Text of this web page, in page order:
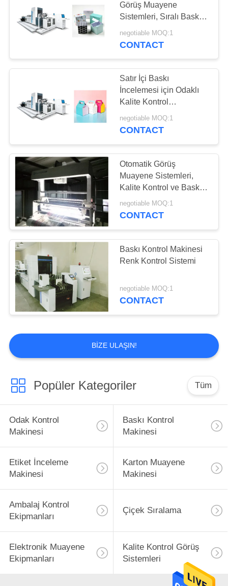
Görüş Muayene
Sistemleri, Sıralı Baskı
Muayene Sistemi
negotiable MOQ:1
CONTACT
Satır İçi Baskı
İncelemesi için Odaklı
Kalite Kontrol
Ekipmanları
negotiable MOQ:1
CONTACT
Otomatik Görüş
Muayene Sistemleri,
Kalite Kontrol ve Baskı
Muayene Makinesi
negotiable MOQ:1
CONTACT
Baskı Kontrol Makinesi
Renk Kontrol Sistemi
negotiable MOQ:1
CONTACT
BIZE ULAŞIN!
Popüler Kategoriler Tüm
Odak Kontrol
Makinesi
Baskı Kontrol
Makinesi
Etiket İnceleme
Makinesi
Karton Muayene
Makinesi
Ambalaj Kontrol
Ekipmanları
Çiçek Sıralama
Elektronik Muayene
Ekipmanları
Kalite Kontrol Görüş
Sistemleri